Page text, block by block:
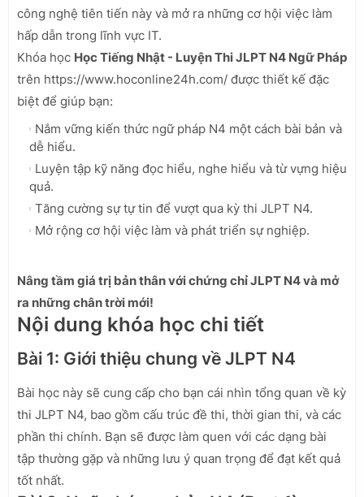
công nghệ tiên tiến này và mở ra những cơ hội việc làm
hấp dẫn trong lĩnh vực IT.
Khóa học Học Tiếng Nhật - Luyện Thi JLPT N4 Ngữ Pháp
trên https://www.hoconline24h.com/ được thiết kế đặc
biệt để giúp bạn:
Nắm vững kiến thức ngữ pháp N4 một cách bài bản và
dễ hiểu.
Luyện tập kỹ năng đọc hiểu, nghe hiểu và từ vựng hiệu
quả.
Tăng cường sự tự tin để vượt qua kỳ thi JLPT N4.
Mở rộng cơ hội việc làm và phát triển sự nghiệp.
Nâng tầm giá trị bản thân với chứng chỉ JLPT N4 và mở
ra những chân trời mới!
Nội dung khóa học chi tiết
Bài 1: Giới thiệu chung về JLPT N4
Bài học này sẽ cung cấp cho bạn cái nhìn tổng quan về kỳ
thi JLPT N4, bao gồm cấu trúc đề thi, thời gian thi, và các
phần thi chính. Bạn sẽ được làm quen với các dạng bài
tập thường gặp và những lưu ý quan trọng để đạt kết quả
tốt nhất.